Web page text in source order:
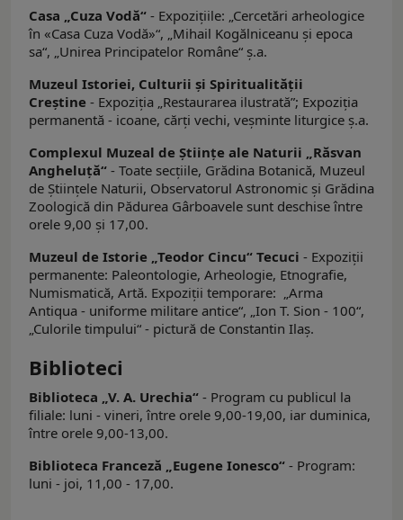
Casa „Cuza Vodă“ - Expoziţiile: „Cercetări arheologice
în «Casa Cuza Vodă»“, „Mihail Kogălniceanu şi epoca
sa“, „Unirea Principatelor Române“ ş.a.
Muzeul Istoriei, Culturii şi Spiritualităţii
Creştine - Expoziţia „Restaurarea ilustrată”; Expoziţia
permanentă - icoane, cărţi vechi, veşminte liturgice ş.a.
Complexul Muzeal de Ştiinţe ale Naturii „Răsvan
Angheluţă“ - Toate secţiile, Grădina Botanică, Muzeul
de Ştiinţele Naturii, Observatorul Astronomic şi Grădina
Zoologică din Pădurea Gârboavele sunt deschise între
orele 9,00 şi 17,00.
Muzeul de Istorie „Teodor Cincu“ Tecuci - Expoziţii
permanente: Paleontologie, Arheologie, Etnografie,
Numismatică, Artă. Expoziţii temporare: „Arma
Antiqua - uniforme militare antice“, „Ion T. Sion - 100“,
„Culorile timpului“ - pictură de Constantin Ilaş.
Biblioteci
Biblioteca „V. A. Urechia“ - Program cu publicul la
filiale: luni - vineri, între orele 9,00-19,00, iar duminica,
între orele 9,00-13,00.
Biblioteca Franceză „Eugene Ionesco“ - Program:
luni - joi, 11,00 - 17,00.